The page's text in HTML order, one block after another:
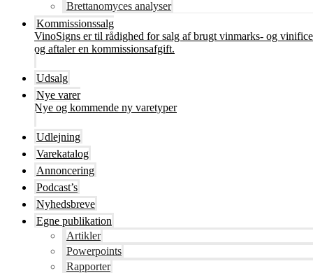
Brettanomyces analyser
Kommissionssalg
VinoSigns er til rådighed for salg af brugt vinmarks- og
og aftaler en kommissionsafgift.
Udsalg
Nye varer
Nye og kommende ny varetyper
Udlejning
Varekatalog
Annoncering
Podcast’s
Nyhedsbreve
Egne publikation
Artikler
Powerpoints
Rapporter